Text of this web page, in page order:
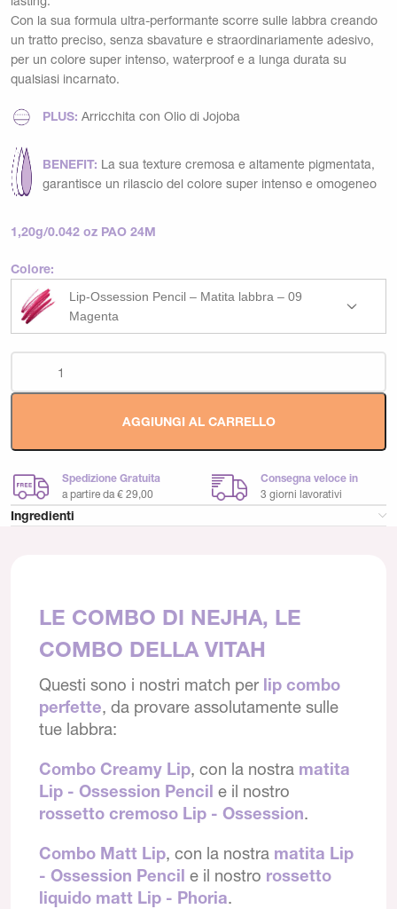
Con la sua formula ultra-performante scorre sulle labbra creando
un tratto preciso, senza sbavature e straordinariamente adesivo,
per un colore super intenso, waterproof e a lunga durata su
qualsiasi incarnato.
PLUS: Arricchita con Olio di Jojoba
BENEFIT: La sua texture cremosa e altamente pigmentata,
garantisce un rilascio del colore super intenso e omogeneo
1,20g/0.042 oz PAO 24M
Colore:
Lip-Ossession Pencil – Matita labbra – 09
Magenta
AGGIUNGI AL CARRELLO
Spedizione Gratuita
a partire da € 29,00
Consegna veloce in
3 giorni lavorativi
Ingredienti
LE COMBO DI NEJHA, LE
COMBO DELLA VITAH
Questi sono i nostri match per lip combo
perfette, da provare assolutamente sulle
tue labbra:
Combo Creamy Lip, con la nostra matita
Lip - Ossession Pencil e il nostro
rossetto cremoso Lip - Ossession.
Combo Matt Lip, con la nostra matita Lip
- Ossession Pencil e il nostro rossetto
liquido matt Lip - Phoria.